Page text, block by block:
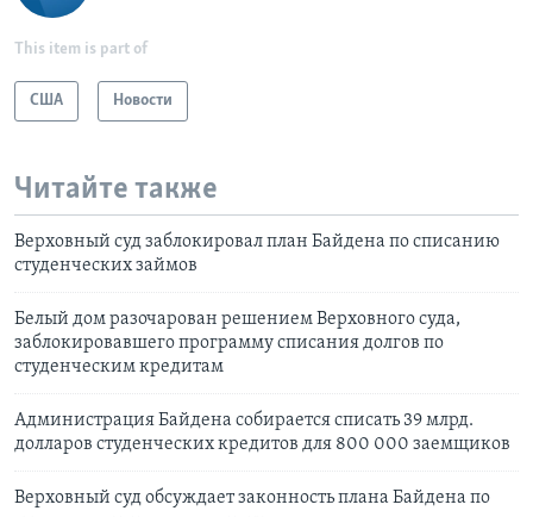
This item is part of
США Новости
Читайте также
Верховный суд заблокировал план Байдена по списанию
студенческих займов
Белый дом разочарован решением Верховного суда,
заблокировавшего программу списания долгов по
студенческим кредитам
Администрация Байдена собирается списать 39 млрд.
долларов студенческих кредитов для 800 000 заемщиков
Верховный суд обсуждает законность плана Байдена по